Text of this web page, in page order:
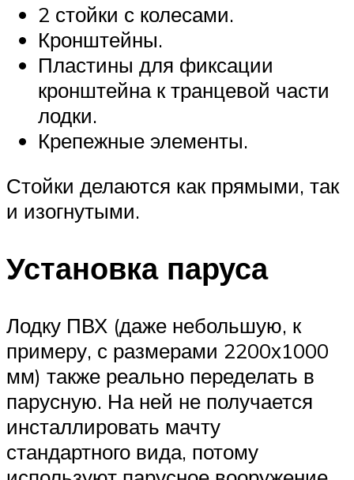
2 стойки с колесами.
Кронштейны.
Пластины для фиксации
кронштейна к транцевой части
лодки.
Крепежные элементы.
Стойки делаются как прямыми, так
и изогнутыми.
Установка паруса
Лодку ПВХ (даже небольшую, к
примеру, с размерами 2200х1000
мм) также реально переделать в
парусную. На ней не получается
инсталлировать мачту
стандартного вида, потому